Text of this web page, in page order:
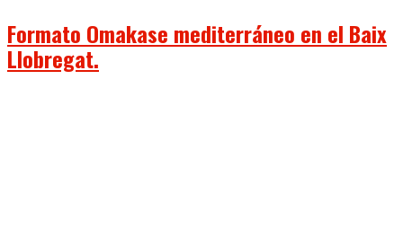
Formato Omakase mediterráneo en el Baix
Llobregat.